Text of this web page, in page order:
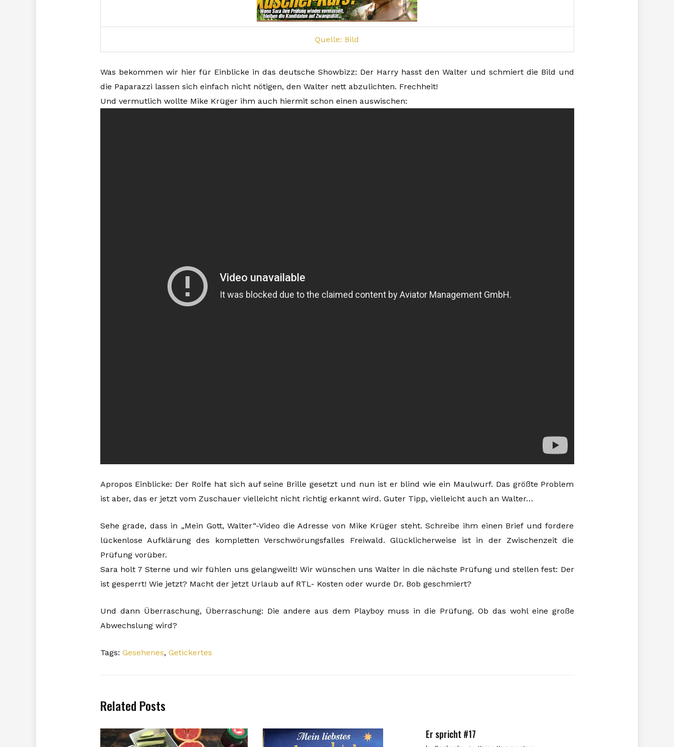
Quelle: Bild
Was bekommen wir hier für Einblicke in das deutsche Showbizz: Der Harry hasst den Walter und schmiert die Bild und
die Paparazzi lassen sich einfach nicht nötigen, den Walter nett abzulichten. Frechheit!
Und vermutlich wollte Mike Krüger ihm auch hiermit schon einen auswischen:
Apropos Einblicke: Der Rolfe hat sich auf seine Brille gesetzt und nun ist er blind wie ein Maulwurf. Das größte Problem
ist aber, das er jetzt vom Zuschauer vielleicht nicht richtig erkannt wird. Guter Tipp, vielleicht auch an Walter…
Sehe grade, dass in „Mein Gott, Walter“-Video die Adresse von Mike Krüger steht. Schreibe ihm einen Brief und fordere
lückenlose Aufklärung des kompletten Verschwörungsfalles Freiwald. Glücklicherweise ist in der Zwischenzeit die
Prüfung vorüber.
Sara holt 7 Sterne und wir fühlen uns gelangweilt! Wir wünschen uns Walter in die nächste Prüfung und stellen fest: Der
ist gesperrt! Wie jetzt? Macht der jetzt Urlaub auf RTL- Kosten oder wurde Dr. Bob geschmiert?
Und dann Überraschung, Überraschung: Die andere aus dem Playboy muss in die Prüfung. Ob das wohl eine große
Abwechslung wird?
Tags: Gesehenes, Getickertes
Related Posts
Er spricht #17